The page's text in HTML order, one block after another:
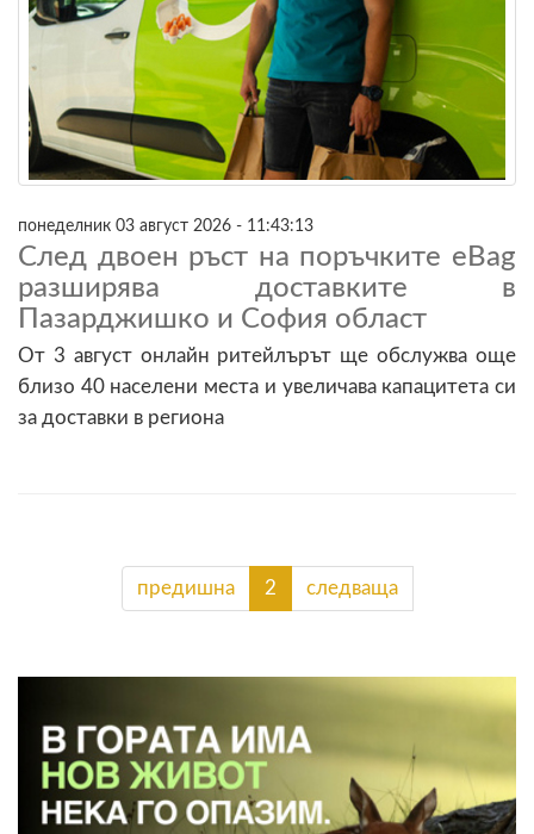
понеделник 03 август 2026 - 11:43:13
След двоен ръст на поръчките eBag
разширява доставките в
Пазарджишко и София област
От 3 август онлайн ритейлърът ще обслужва още
близо 40 населени места и увеличава капацитета си
за доставки в региона
предишна 2 следваща